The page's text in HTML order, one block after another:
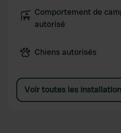
Comportement de
autorisé
Chiens autorisés
Voir toutes les